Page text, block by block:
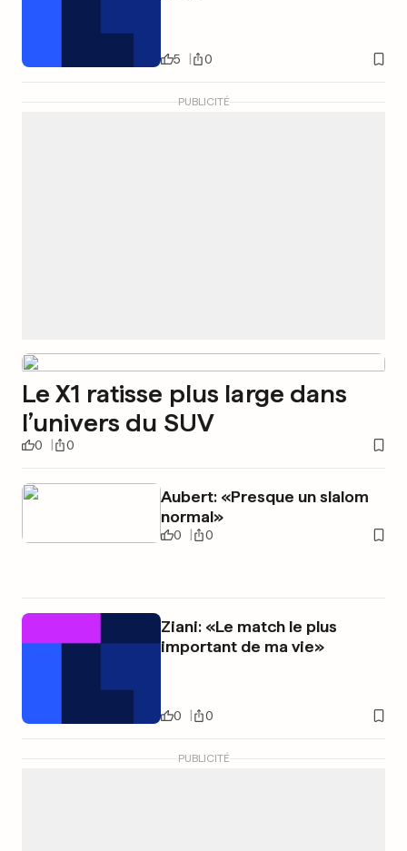
5 0
PUBLICITÉ
Le X1 ratisse plus large dans
l’univers du SUV
0 0
Aubert: «Presque un slalom
normal»
0 0
Ziani: «Le match le plus
important de ma vie»
0 0
PUBLICITÉ